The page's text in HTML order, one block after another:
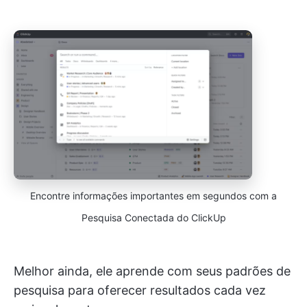
Encontre informações importantes em segundos com a
Pesquisa Conectada do ClickUp
Melhor ainda, ele aprende com seus padrões de
pesquisa para oferecer resultados cada vez